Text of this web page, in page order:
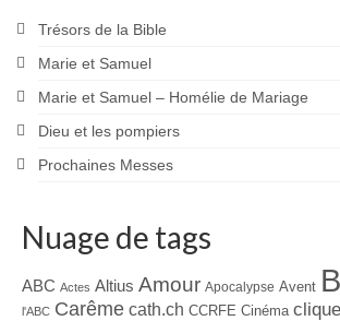
Trésors de la Bible
Marie et Samuel
Marie et Samuel – Homélie de Mariage
Dieu et les pompiers
Prochaines Messes
Nuage de tags
ABC Actes Altius Amour Apocalypse Avent
l'ABC Carême cath.ch CCRFE Cinéma